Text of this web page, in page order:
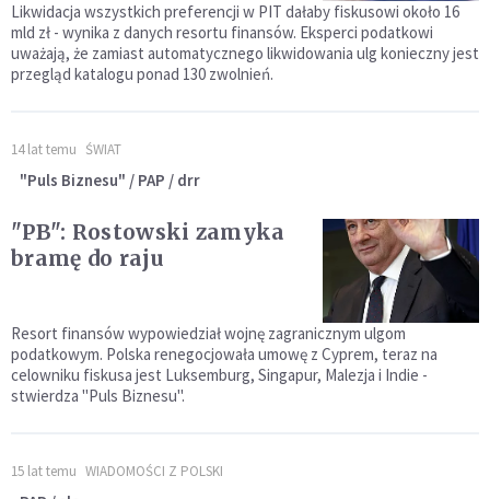
Likwidacja wszystkich preferencji w PIT dałaby fiskusowi około 16
mld zł - wynika z danych resortu finansów. Eksperci podatkowi
uważają, że zamiast automatycznego likwidowania ulg konieczny jest
przegląd katalogu ponad 130 zwolnień.
14 lat temu ŚWIAT
"Puls Biznesu" / PAP / drr
"PB": Rostowski zamyka
bramę do raju
Resort finansów wypowiedział wojnę zagranicznym ulgom
podatkowym. Polska renegocjowała umowę z Cyprem, teraz na
celowniku fiskusa jest Luksemburg, Singapur, Malezja i Indie -
stwierdza "Puls Biznesu".
15 lat temu WIADOMOŚCI Z POLSKI